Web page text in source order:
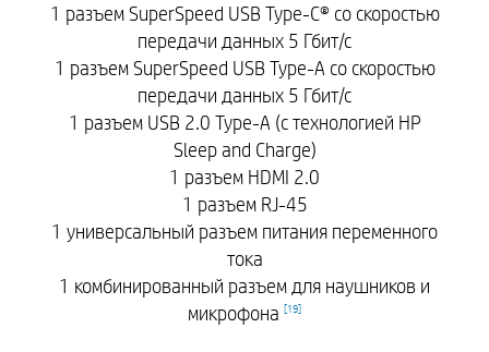
1 разъем SuperSpeed USB Type-C® со скоростью
передачи данных 5 Гбит/с
1 разъем SuperSpeed USB Type-A со скоростью
передачи данных 5 Гбит/с
1 разъем USB 2.0 Type-A (с технологией HP
Sleep and Charge)
1 разъем HDMI 2.0
1 разъем RJ-45
1 универсальный разъем питания переменного
тока
1 комбинированный разъем для наушников и
микрофона [19]